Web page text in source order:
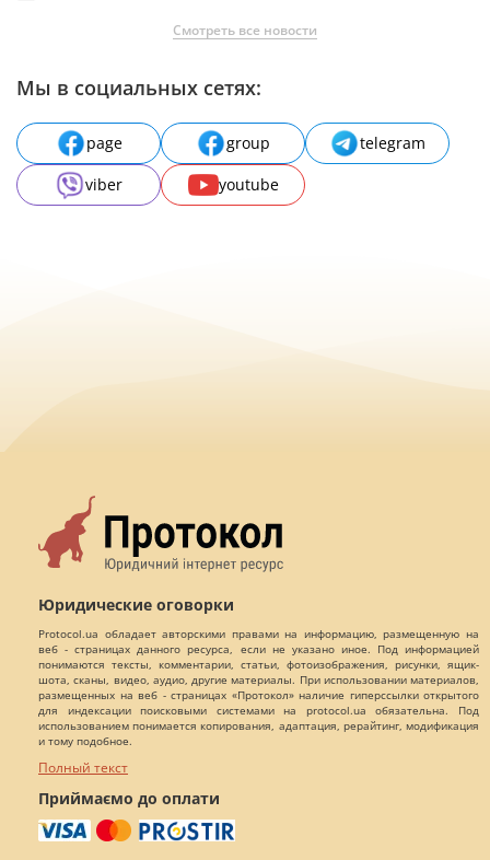
Смотреть все новости
Мы в социальных сетях:
page group
telegram
viber
youtube
Юридические оговорки
Protocol.ua обладает авторскими правами на информацию, размещенную на
веб - страницах данного ресурса, если не указано иное. Под информацией
понимаются тексты, комментарии, статьи, фотоизображения, рисунки, ящик-
шота, сканы, видео, аудио, другие материалы. При использовании материалов,
размещенных на веб - страницах «Протокол» наличие гиперссылки открытого
для индексации поисковыми системами на protocol.ua обязательна. Под
использованием понимается копирования, адаптация, рерайтинг, модификация
и тому подобное.
Полный текст
Приймаємо до оплати